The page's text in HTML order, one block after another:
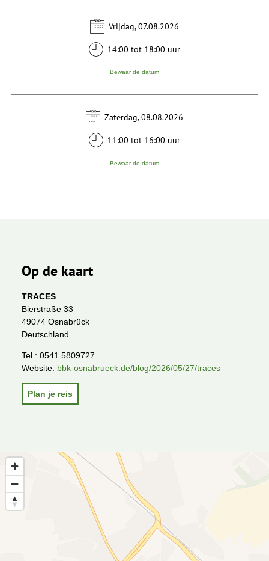
Vrijdag, 07.08.2026
14:00 tot 18:00 uur
Bewaar de datum
Zaterdag, 08.08.2026
11:00 tot 16:00 uur
Bewaar de datum
Op de kaart
TRACES
Bierstraße 33
49074 Osnabrück
Deutschland
Tel.: 0541 5809727
Website: bbk-osnabrueck.de/blog/2026/05/27/traces
Plan je reis